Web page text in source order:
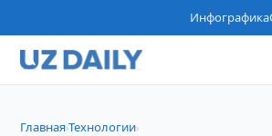
Инфографика
Главная›Технологии›